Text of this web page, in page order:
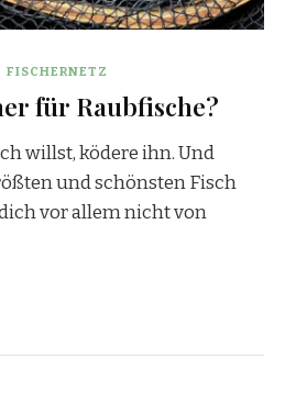
FISCHERNETZ
für Raubfische?
willst, ködere ihn. Und
und schönsten Fisch
vor allem nicht von